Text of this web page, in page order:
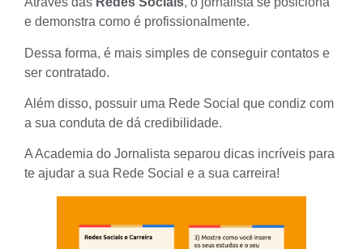
e demonstra como é profissionalmente.
Dessa forma, é mais simples de conseguir contatos e
ser contratado.
Além disso, possuir uma Rede Social que condiz com
a sua conduta de dá credibilidade.
A Academia do Jornalista separou dicas incríveis para
te ajudar a sua Rede Social e a sua carreira!